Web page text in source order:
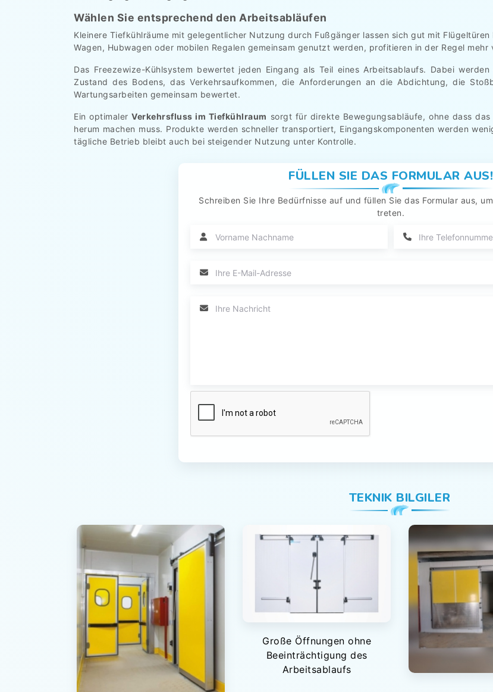
Wählen Sie entsprechend den Arbeitsabläufen
Kleinere Tiefkühlräume mit gelegentlicher Nutzung durch Fußgänger lassen sich gut mit
Wagen, Hubwagen oder mobilen Regalen gemeinsam genutzt werden, profitieren in der Regel mehr
Das Freezewize-Kühlsystem bewertet jeden Eingang als Teil eines Arbeitsablaufs. Dabei
Zustand des Bodens, das Verkehrsaufkommen, die Anforderungen an die Abdichtung, die
Wartungsarbeiten gemeinsam bewertet.
Ein optimalerVerkehrsfluss im Tiefkühlraum sorgt für direkte Bewegungsabläufe, ohne dass
herum machen muss. Produkte werden schneller transportiert, Eingangskomponenten werden
tägliche Betrieb bleibt auch bei steigender Nutzung unter Kontrolle.
FÜLLEN SIE DAS FORMULAR AUS!
Schreiben Sie Ihre Bedürfnisse auf und füllen Sie das Formular aus,
treten.
TEKNIK BILGILER
Große Öffnungen ohne
Beeinträchtigung des
Arbeitsablaufs